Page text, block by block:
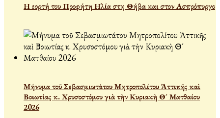
Η εορτή του Προφήτη Ηλία στη Θήβα και στον Ασπρόπυργο
Μήνυμα τοῦ Σεβασμιωτάτου Μητροπολίτου Ἀττικῆς καὶ
Βοιωτίας κ. Χρυσοστόμου γιὰ τὴν Κυριακὴ Θ´ Ματθαίου
2026